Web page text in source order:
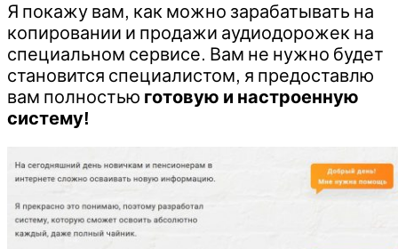
Я покажу вам, как можно зарабатывать на
копировании и продажи аудиодорожек на
специальном сервисе. Вам не нужно будет
становится специалистом, я предоставлю
вам полностью готовую и настроенную
систему!